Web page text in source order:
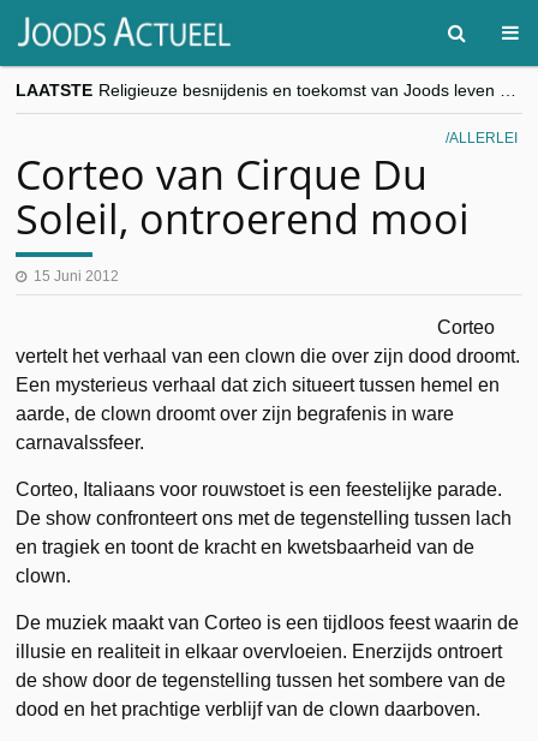
LAATSTE
“Besnijdenisdebat toont hoe moeilijk seculiere Westen minderheden begrijpt”, Jinnih Beels (Vooruit)
CITYTRIP | ROEMENIË – Boekarest: de verrassing van Oost-Europa
ALLERLEI
Corteo van Cirque Du
Soleil, ontroerend mooi
15 Juni 2012
Corteo
vertelt het verhaal van een clown die over zijn dood droomt.
Een mysterieus verhaal dat zich situeert tussen hemel en
aarde, de clown droomt over zijn begrafenis in ware
carnavalssfeer.
Corteo, Italiaans voor rouwstoet is een feestelijke parade.
De show confronteert ons met de tegenstelling tussen lach
en tragiek en toont de kracht en kwetsbaarheid van de
clown.
De muziek maakt van Corteo is een tijdloos feest waarin de
illusie en realiteit in elkaar overvloeien. Enerzijds ontroert
de show door de tegenstelling tussen het sombere van de
dood en het prachtige verblijf van de clown daarboven.